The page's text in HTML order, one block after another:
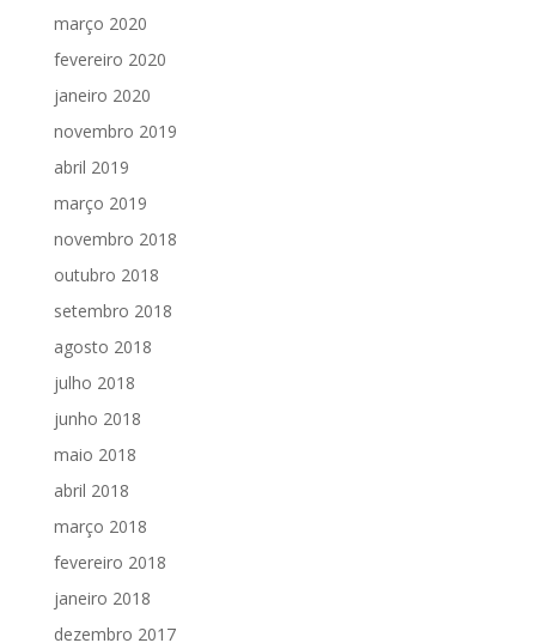
março 2020
fevereiro 2020
janeiro 2020
novembro 2019
abril 2019
março 2019
novembro 2018
outubro 2018
setembro 2018
agosto 2018
julho 2018
junho 2018
maio 2018
abril 2018
março 2018
fevereiro 2018
janeiro 2018
dezembro 2017